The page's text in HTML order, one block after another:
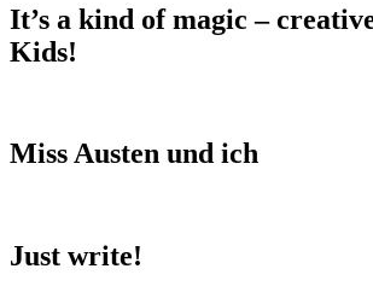
It’s a kind of magic –
Kids!
Miss Austen und ich
Just write!